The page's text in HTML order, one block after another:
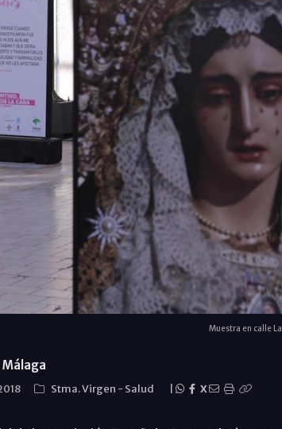
Muestra en calle
Málaga
Stma. Virgen - Salud X